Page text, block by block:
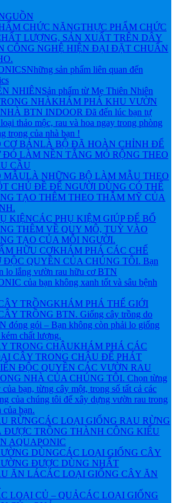
CHỨC NĂNGTHỰC PHẨM CHỨC
LƯỢNG, SẢN XUẤT TRÊN DÂY
CÔNG NGHỆ HIỆN ĐẠI ĐẶT CHUẨN
Những sản phẩm liên quan đến
NHIÊNSản phẩm từ Mẹ Thiên Nhiên
NHÀKHÁM PHÁ KHU VƯỜN
BTN INDOOR Đã đến lúc bạn tự
thảo mộc, rau và hoa ngay trong phòng
trọng của nhà bạn !
CƠ BẢNLÀ BỘ ĐÃ HOÀN CHỈNH ĐỂ
ĐÓ LÀM NỀN TẲNG MỎ RỘNG THEO
CẦU
MẪULÀ NHỮNG BỘ LÀM MẪU THEO
CHỦ ĐỀ ĐỂ NGƯỜI DÙNG CÓ THỂ
TẠO THÊM THEO THẪM MỸ CỦA
KIỆNCÁC PHỤ KIỆM GIÚP ĐỂ BỔ
THÊM VỀ QUY MÔ, TUỲ VÀO
TẠO CỦA MỖI NGƯỜI.
HỮU CƠKHÁM PHÁ CÁC CHẾ
ĐỘC QUYỀN CỦA CHÚNG TÔI. Bạn
lo lắng vườn rau hữu cơ BTN
của bạn không xanh tốt và sâu bệnh
TRỒNGKHÁM PHÁ THẾ GIỚI
TRỒNG BTN. Giống cây trồng do
đóng gói – Bạn không còn phải lo giống
chất lượng.
TRONG CHẬUKHÁM PHÁ CÁC
CÂY TRONG CHẬU ĐỂ PHÁT
ĐỘC QUYỀN CÁC VƯỜN RAU
NHÀ CỦA CHÚNG TÔI. Chọn từng
của bạn, từng cây một, trong số tất cả các
của chúng tôi để xây dựng vườn rau trong
của bạn.
RỪNGCÁC LOẠI GIỐNG RAU RỪNG
ĐƯỢC TRỒNG THÀNH CÔNG KIỂU
AQUAPONIC
DÙNGCÁC LOẠI GIỐNG CÂY
ĐƯỢC DÙNG NHẤT
ĂN LÁCÁC LOẠI GIỐNG CÂY ĂN
LOẠI CỦ – QUẢCÁC LOẠI GIỐNG